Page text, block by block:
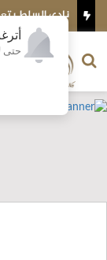
حتى
السلط يتعاقد مع المدافع